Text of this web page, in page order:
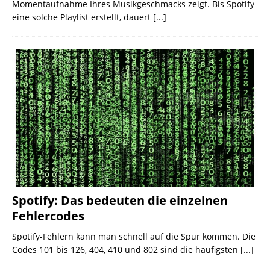
Momentaufnahme Ihres Musikgeschmacks zeigt. Bis Spotify
eine solche Playlist erstellt, dauert [...]
Spotify: Das bedeuten die einzelnen
Fehlercodes
Spotify-Fehlern kann man schnell auf die Spur kommen. Die
Codes 101 bis 126, 404, 410 und 802 sind die häufigsten [...]